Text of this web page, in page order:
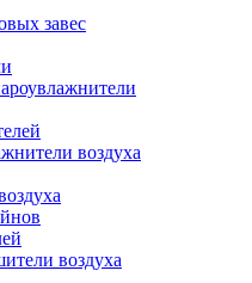
завес
воздуха
воздуха